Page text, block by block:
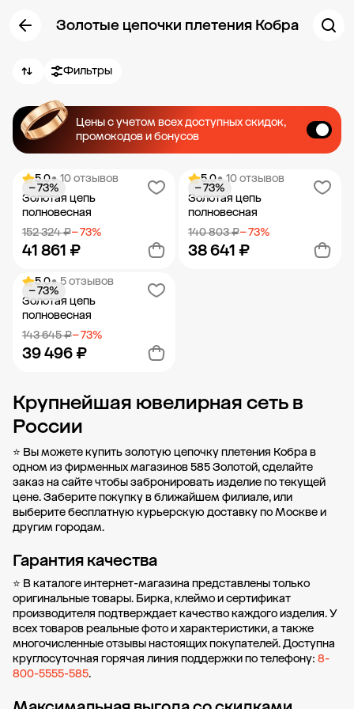
Золотые цепочки плетения Кобра
Фильтры
Цены с учетом всех доступных скидок,
промокодов и бонусов
5.0• 10 отзывов
Золотая цепь
полновесная
152 324 ₽− 73%
41 861 ₽
− 73%
Добавить в корзину
5.0• 10 отзывов
Золотая цепь
полновесная
140 803 ₽− 73%
38 641 ₽
− 73%
5.0• 5 отзывов
Золотая цепь
полновесная
143 645 ₽− 73%
39 496 ₽
− 73%
Добавить в корзину
Крупнейшая ювелирная сеть в
России
⭐ Вы можете купить золотую цепочку плетения Кобра в
одном из фирменных магазинов 585 Золотой, сделайте
заказ на сайте чтобы забронировать изделие по текущей
цене. Заберите покупку вближайшем филиале, или
выберите бесплатную курьерскую доставку по Москве и
другим городам.
Гарантия качества
⭐ В каталоге интернет-магазина представлены только
оригинальные товары. Бирка, клеймо и сертификат
производителя подтверждает качество каждого изделия. У
всех товаров реальные фото и характеристики, а также
многочисленные отзывы настоящих покупателей. Доступна
круглосуточная горячая линия поддержки по телефону: 8-
800-5555-585.